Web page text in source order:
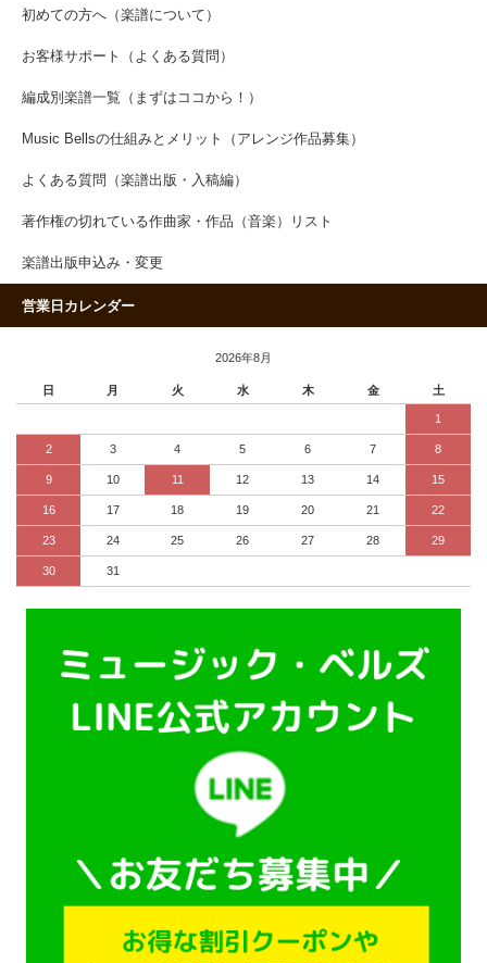
初めての方へ（楽譜について）
お客様サポート（よくある質問）
編成別楽譜一覧（まずはココから！）
Music Bellsの仕組みとメリット（アレンジ作品募集）
よくある質問（楽譜出版・入稿編）
著作権の切れている作曲家・作品（音楽）リスト
楽譜出版申込み・変更
営業日カレンダー
2026年8月
日 月 火 水 木 金 土
1
2 3 4 5 6 7 8
9 10 11 12 13 14 15
16 17 18 19 20 21 22
23 24 25 26 27 28 29
30 31